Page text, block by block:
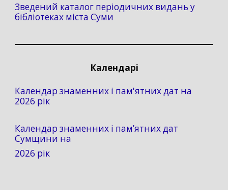
Зведений каталог періодичних видань у
бібліотеках міста Суми
Календарі
Календар знаменних і пам'ятних дат на
2026 рік
Календар знаменних і пам’ятних дат
Сумщини на
2026 рік